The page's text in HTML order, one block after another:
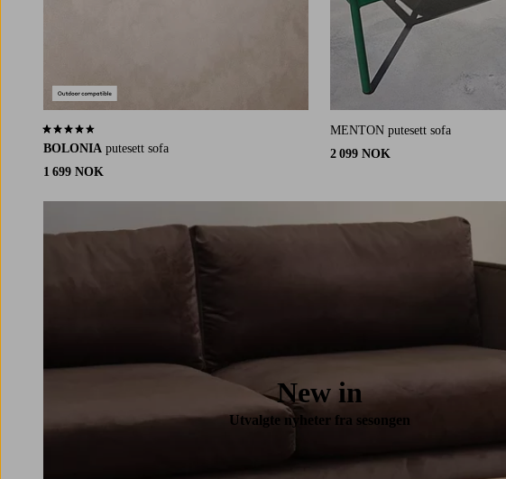
blir det like enkelt å tilpasse følelsen i hele
BOLONIA putesett sofa
1 699 NOK
4,4 basert på 27 karaktergivninger
MENTON putesett sofa
2 099 NOK
New in
Utvalgte nyheter fra sesongen